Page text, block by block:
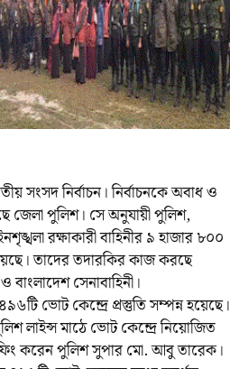
সংসদ নির্বাচন। নির্বাচনকে অবাধ ও
জেলা পুলিশ। সে অনুযায়ী পুলিশ,
রক্ষাকারী বাহিনীর ৯ হাজার ৮০০
তাদের তদারকির কাজ করছে
বাংলাদেশ সেনাবাহিনী।
ভোট কেন্দ্রে প্রস্তুতি সম্পন্ন হয়েছে।
লাইন্স মাঠে ভোট কেন্দ্রে নিয়োজিত
করেন পুলিশ সুপার মো. আবু তারেক।